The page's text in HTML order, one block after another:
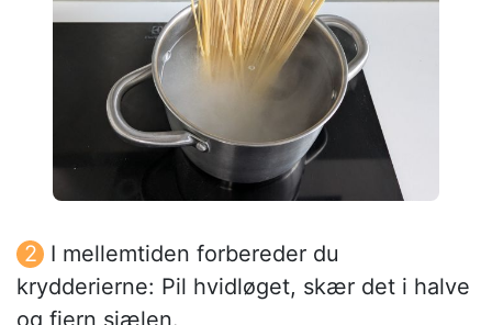
I mellemtiden forbereder du
krydderierne: Pil hvidløget, skær det i halve